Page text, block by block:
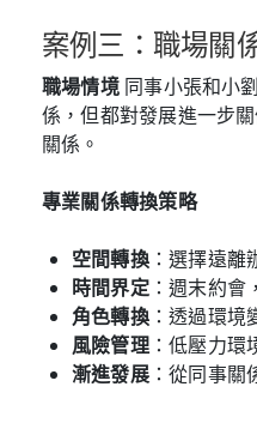
案例三：職場關
職場情境同事小張和小
係，但都對發展進一步
關係。
專業關係轉換策略
空間轉換：選擇遠離
時間界定：週末約會
角色轉換：透過環境
風險管理：低壓力環
漸進發展：從同事關